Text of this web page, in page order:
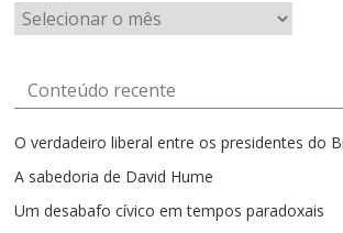
Artigos
por
Conteúdo recente
O verdadeiro liberal entre os presidentes do
A sabedoria de David Hume
Um desabafo cívico em tempos paradoxais